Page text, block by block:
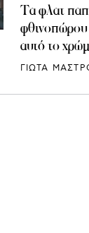
Τα φλατ
αυτό το
ΓΙΩΤΑ